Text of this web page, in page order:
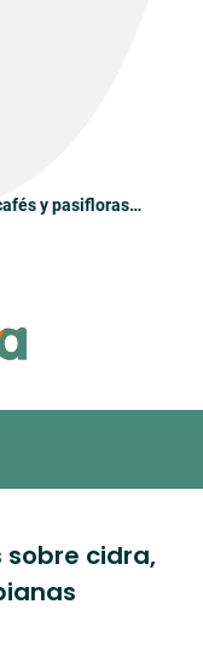
y pasifloras
sobre cidra,